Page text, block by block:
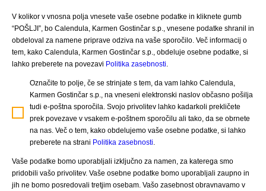
V kolikor v vnosna polja vnesete vaše osebne podatke in kliknete gumb
“POŠLJI”, bo Calendula, Karmen Gostinčar s.p., vnesene podatke shranil in
obdeloval za namene priprave odziva na vaše sporočilo. Več informacij o
tem, kako Calendula, Karmen Gostinčar s.p., obdeluje osebne podatke, si
lahko preberete na povezavi Politika zasebnosti.
Označite to polje, če se strinjate s tem, da vam lahko Calendula,
Karmen Gostinčar s.p., na vneseni elektronski naslov občasno pošilja
tudi e-poštna sporočila. Svojo privolitev lahko kadarkoli prekličete
prek povezave v vsakem e-poštnem sporočilu ali tako, da se obrnete
na nas. Več o tem, kako obdelujemo vaše osebne podatke, si lahko
preberete na strani Politika zasebnosti.
Vaše podatke bomo uporabljali izključno za namen, za katerega smo
pridobili vašo privolitev. Vaše osebne podatke bomo uporabljali zaupno in
jih ne bomo posredovali tretjim osebam. Vašo zasebnost obravnavamo v